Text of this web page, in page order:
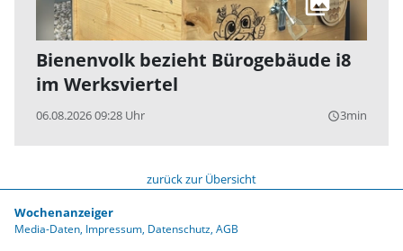
Bienenvolk bezieht Bürogebäude i8
im Werksviertel
06.08.2026 09:28 Uhr query_builder3min
zurück zur Übersicht
Wochenanzeiger
Media-Daten Impressum Datenschutz AGB